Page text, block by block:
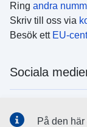
Ring andra
Skriv till oss via
Besök ett EU-
Sociala
På den